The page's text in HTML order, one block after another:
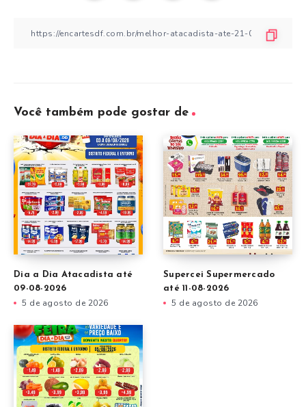
Você também pode gostar de
Dia a Dia Atacadista até
09-08-2026
5 de agosto de 2026
Supercei Supermercado
até 11-08-2026
5 de agosto de 2026